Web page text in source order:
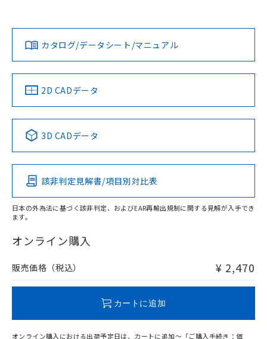
ダウンロードデータをご利用いただく前に、以下を必ずお読
みください。
ソフトウェアの使用条件
対応済み
中国 RoHS 注意事項・凡例
Pb Hg Cd Cr(VI)
O
在庫等で未対応品が混在する可能性があります。
問い合わせください。
カタログ/データシート/マニュアル
2D CADデータ
3D CADデータ
該非判定見解書/項目別対比表
日本の外為法に基づく該非判定、およびEAR再輸出規制に関する見解が入手でき
ます。
オンライン購入
販売価格（税込） ¥ 2,470
カートに追加
オンライン購入における出荷予定日は、カートに追加～「ご購入手続き：価